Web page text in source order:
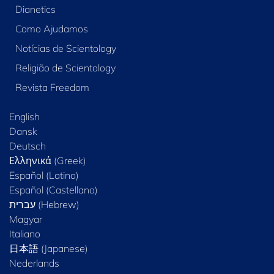
Dianetics
Como Ajudamos
Notícias de Scientology
Religião de Scientology
Revista Freedom
English
Dansk
Deutsch
Ελληνικά (Greek)
Español (Latino)
Español (Castellano)
Magyar
Italiano
日本語 (Japanese)
Nederlands